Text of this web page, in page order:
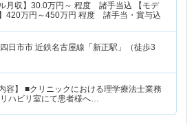
月収】 30.0万円～ 程度 諸手当込 【モデ
420万円～450万円 程度 諸手当・賞与込
日市市 近鉄名古屋線「新正駅」（徒歩3
内容】 ■クリニックにおける理学療法士業務
ハビリ室にて患者様へ…